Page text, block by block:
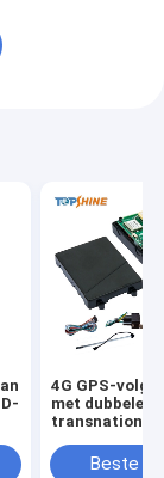
4G GPS-
met dubbele
Beste